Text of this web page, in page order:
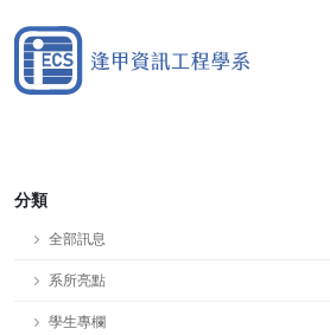
分類
全部訊息
系所亮點
學生專欄